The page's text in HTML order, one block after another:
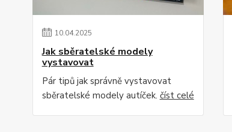
10.04.2025
Jak sběratelské modely
vystavovat
Pár tipů jak správně vystavovat
sběratelské modely autíček. číst celé